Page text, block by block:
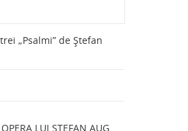
„Psalmi” de Ștefan
LUI ȘTEFAN AUG.